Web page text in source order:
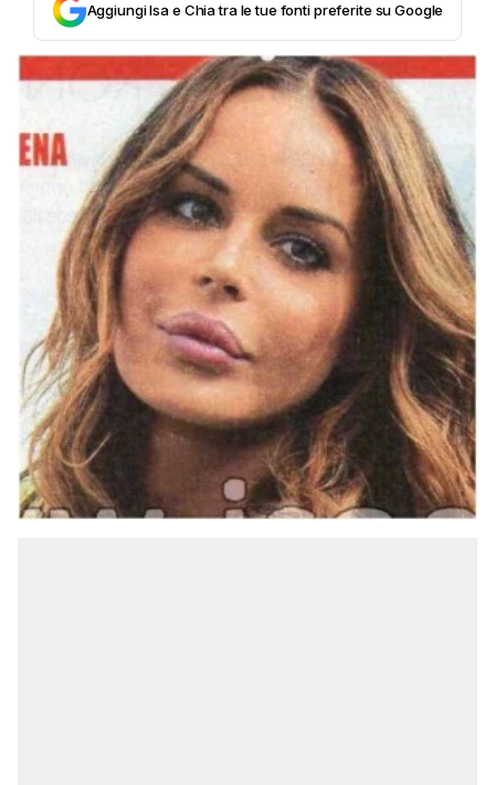
Aggiungi Isa e Chia tra le tue fonti preferite su Google